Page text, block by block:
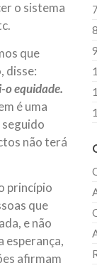
o sistema
que
disse:
o equidade.
é uma
seguido
não terá
princípio
que
e não
esperança,
afirmam